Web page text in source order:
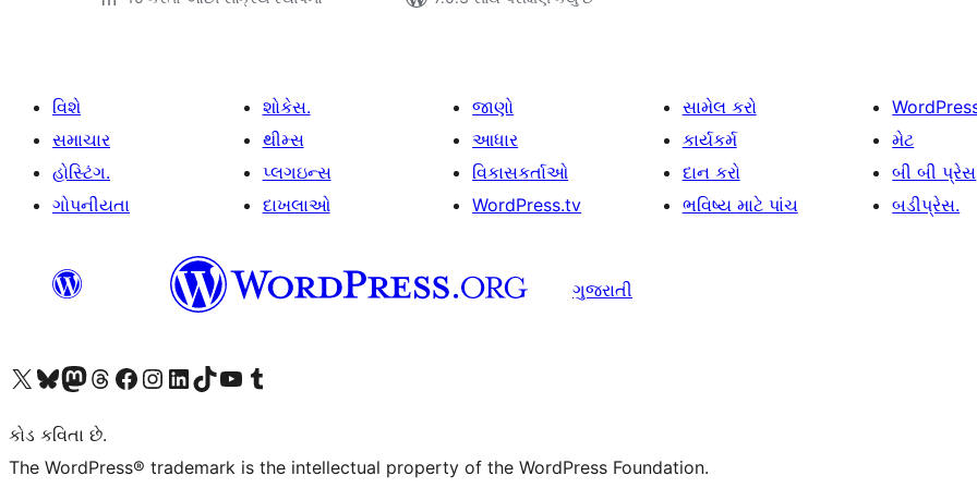
વિશે
સમાચાર
હોસ્ટિંગ.
ગોપનીયતા
શોકેસ.
થીમ્સ
પ્લગઇન્સ
દાખલાઓ
જાણો
આધાર
વિકાસકર્તાઓ
WordPress.tv
સામેલ કરો
કાર્યકર્મ
દાન કરો
ભવિષ્ય માટે પાંચ
મેટ
બી બી પ્રેસ
બડીપ્રેસ.
ગુજરાતી
અમારા X (અગાઉ ટ્વિટર) એકાઉન્ટની મુલાકાત લોઅમારા Bluesky એકાઉન્ટની મુલાકાત લોઅમારા માસ્ટોડોન એકાઉન્ટની મુલાકાત લોઅમારા Threads એકાઉન્ટની મુલાકાત લો અમારા ફેસબુક પેજની મુલાકાત લોઅમારા ઇન્સ્ટાગ્રામ એકાઉન્ટની મુલાકાત લો અમારા LinkedIn એકાઉન્ટની મુલાકાત લોઅમારા TikTok એકાઉન્ટની મુલાકાત લોઅમારી YouTube ચેનલની મુલાકાત લો અમારા Tumblr એકાઉન્ટની મુલાકાત લો
કોડ કવિતા છે.
The WordPress® trademark is the intellectual property of the WordPress Foundation.